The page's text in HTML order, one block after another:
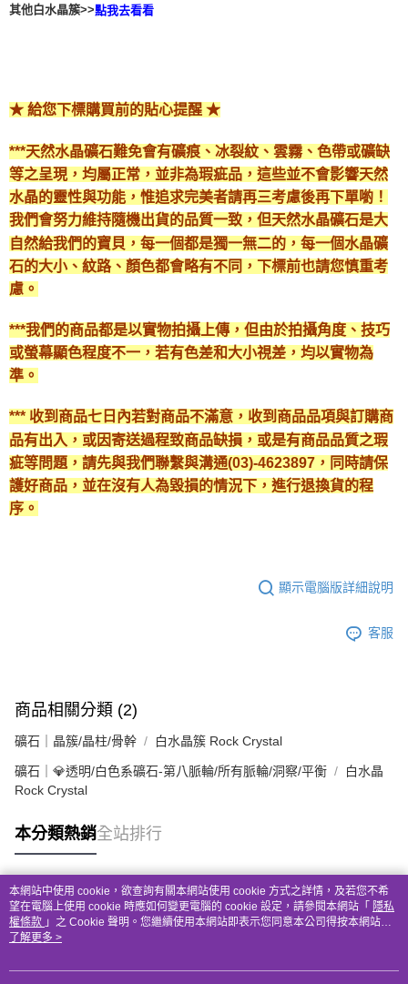
其他白水晶簇>>點我去看看
★ 給您下標購買前的貼心提醒 ★
***天然水晶礦石難免會有礦痕、冰裂紋、雲霧、色帶或礦缺
等之呈現，均屬正常，並非為瑕疵品，這些並不會影響天然
水晶的靈性與功能，惟追求完美者請再三考慮後再下單喲！
我們會努力維持隨機出貨的品質一致，但天然水晶礦石是大
自然給我們的寶貝，每一個都是獨一無二的，每一個水晶礦
石的大小、紋路、顏色都會略有不同，下標前也請您慎重考
慮。
***我們的商品都是以實物拍攝上傳，但由於拍攝角度、技巧
或螢幕顯色程度不一，若有色差和大小視差，均以實物為
準。
*** 收到商品七日內若對商品不滿意，收到商品品項與訂購商
品有出入，或因寄送過程致商品缺損，或是有商品品質之瑕
疵等問題，請先與我們聯繫與溝通(03)-4623897，同時請保
護好商品，並在沒有人為毀損的情況下，進行退換貨的程
序。
顯示電腦版詳細說明
客服
商品相關分類 (2)
礦石｜晶簇/晶柱/骨幹 白水晶簇 Rock Crystal
礦石｜💎透明/白色系礦石-第八脈輪/所有脈輪/洞察/平衡
白水晶
Rock Crystal
本分類熱銷全站排行
熱門標籤
本網站中使用 cookie，欲查詢有關本網站使用 cookie 方式之詳情，及若您不希
望在電腦上使用 cookie 時應如何變更電腦的 cookie 設定，請參閱本網站「 隱私
權條款 」之 Cookie 聲明。您繼續使用本網站即表示您同意本公司得按本網站使
用條款之 Cookie 聲明使用 cookie。
了解更多 >